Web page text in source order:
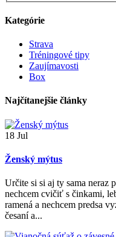
Kategórie
Strava
Tréningové tipy
Zaujímavosti
Box
Najčítanejšie články
18 Jul
Ženský mýtus
Určite si si aj ty sama neraz
nechcem cvičiť s činkami,
ramená a nechcem predsa
česaní a...